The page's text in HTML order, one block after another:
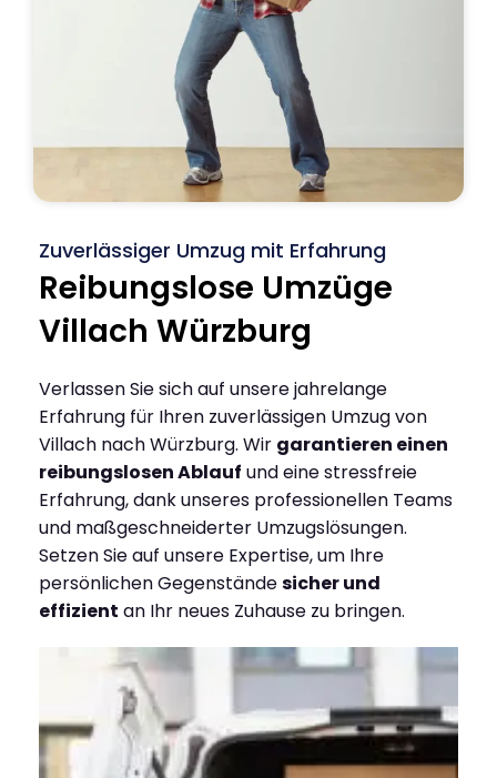
Zuverlässiger Umzug mit Erfahrung
Reibungslose Umzüge
Villach Würzburg
Verlassen Sie sich auf unsere jahrelange
Erfahrung für Ihren zuverlässigen Umzug von
Villach nach Würzburg. Wir garantieren einen
reibungslosen Ablauf und eine stressfreie
Erfahrung, dank unseres professionellen Teams
und maßgeschneiderter Umzugslösungen.
Setzen Sie auf unsere Expertise, um Ihre
persönlichen Gegenständesicher und
effizient an Ihr neues Zuhause zu bringen.